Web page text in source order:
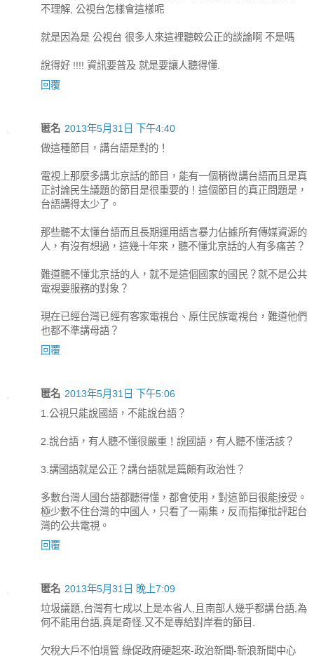
不理解, 公視台怎樣會這樣呢
就是因為是 公視台 很多人來這裡聽較公正的談論啊 不是嗎
說得好 !!!! 資訊要普及 就是要讓人聽得懂.
回覆
匿名 2013年5月31日 下午4:40
做這種節目，講台語是對的！
電視上那麼多講北京話的節目，能有一個稍微講台語而且是真
正討論民生議題的節目是很重要的！這個節目的真正問題是，
台語講得太少了。
那些聽不太懂台語而且長期運用語言暴力佔據所有傳媒資源的
人，有沒有想過，這幾十年來，聽不懂北京話的人有多痛苦？
難道聽不懂北京話的人，就不是這個國家的國民？就不是公共
電視要服務的對象？
現在已經台灣已經有客家電視台、原住民族電視台，難道他們
也都不準講母語？
回覆
匿名 2013年5月31日 下午5:06
1.公視只能說國語，不能說台語？
2.說台語，有人聽不懂很嚴重！說國語，有人聽不懂活該？
3.講國語就是公正？講台語就是篇頗有政治性？
多數台灣人國台語都聽得懂，都會使用，對這節目很能接受。
極少數不住台灣的中國人，只看了一兩集，反而指揮批評起台
灣的公共電視。
回覆
匿名 2013年5月31日 晚上7:09
垃圾議題,台灣有七成以上是本省人,且南部人幾乎都講台語,為
何不能用台語,真是奇怪.又不是專給對岸看的節目.
欠稅大戶不怕境管 綠促政府硬起來-政治新聞-新浪新聞中心